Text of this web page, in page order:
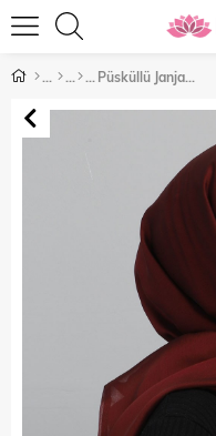
Püsküllü Janjan Şifon Şal Bordo 3010